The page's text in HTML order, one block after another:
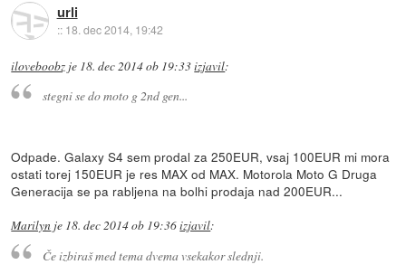
urli
:: 18. dec 2014, 19:42
iloveboobz je 18. dec 2014 ob 19:33izjavil:
stegni se do moto g 2nd gen...
Odpade. Galaxy S4 sem prodal za 250EUR, vsaj 100EUR mi mora
ostati torej 150EUR je res MAX od MAX. Motorola Moto G Druga
Generacija se pa rabljena na bolhi prodaja nad 200EUR...
Marilyn je 18. dec 2014 ob 19:36izjavil:
Če izbiraš med tema dvema vsekakor slednji.